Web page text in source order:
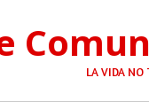
LA VIDA NO